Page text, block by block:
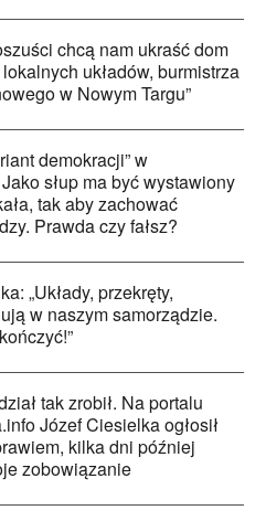
chcą nam ukraść dom
układów, burmistrza
w Nowym Targu”
demokracji” w
słup ma być wystawiony
tak aby zachować
Prawda czy fałsz?
„Układy, przekręty,
w naszym samorządzie.
tak zrobił. Na portalu
Józef Ciesielka ogłosił
kilka dni później
zobowiązanie